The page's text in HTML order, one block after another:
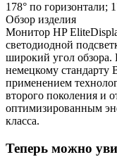
178° по горизонтали;
Обзор изделия
Монитор HP
светодиодной
широкий угол обзора.
немецкому стандарту
применением
второго поколения и
оптимизированным
класса.
Теперь можно